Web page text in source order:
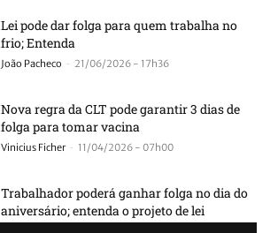
Lei pode dar folga para quem trabalha no
frio; Entenda
João Pacheco - 21/06/2026 - 17h36
Nova regra da CLT pode garantir 3 dias de
folga para tomar vacina
Vinicius Ficher - 11/04/2026 - 07h00
Trabalhador poderá ganhar folga no dia do
aniversário; entenda o projeto de lei